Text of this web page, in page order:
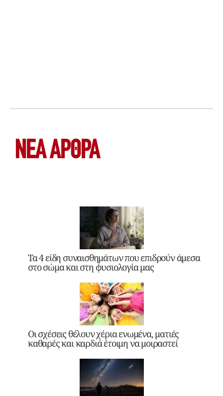
ΝΕΑ ΆΡΘΡΑ
Τα 4 είδη συναισθημάτων που επιδρούν άμεσα
στο σώμα και στη φυσιολογία μας
Οι σχέσεις θέλουν χέρια ενωμένα, ματιές
καθαρές και καρδιά έτοιμη να μοιραστεί